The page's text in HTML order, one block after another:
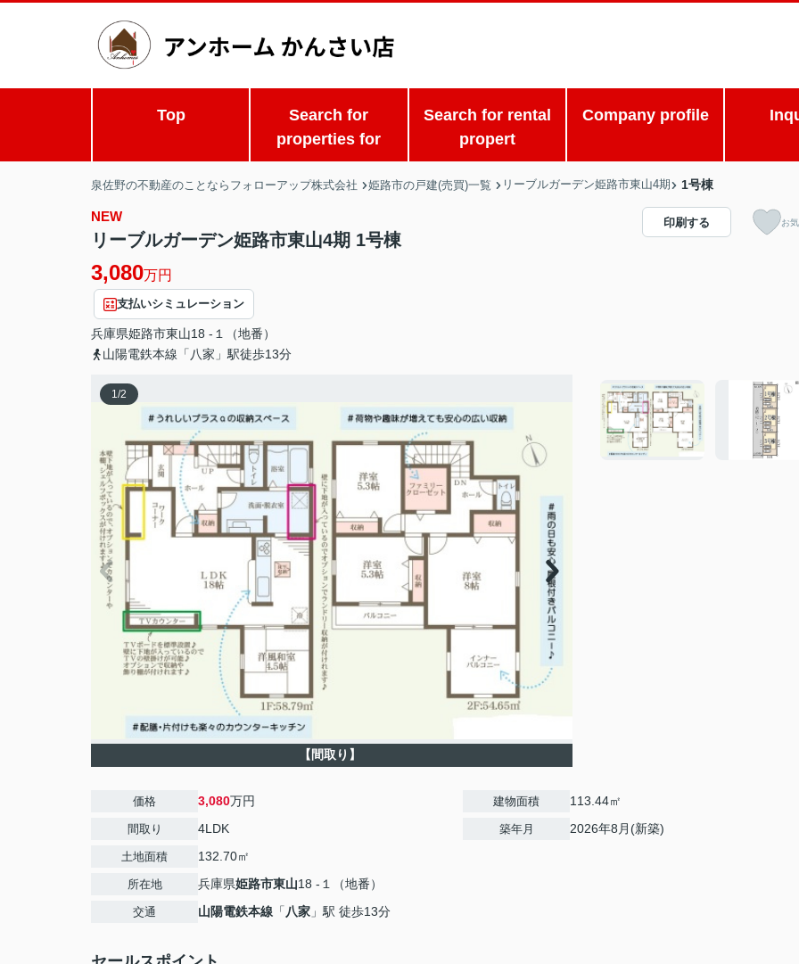
Top
Search for
properties for
Search for rental
propert
Company profile
泉佐野の不動産のことならフォローアップ株式会社 姫路市の戸建(売買)一覧 リーブルガーデン姫路市東山4期 1号棟
NEW
リーブルガーデン姫路市東山4期 1号棟
3,080万円
支払いシミュレーション
兵庫県姫路市東山18 -１（地番）
山陽電鉄本線「八家」駅徒歩13分
印刷する お
1/2
【間取り】
価格 3,080万円
間取り 4LDK
土地面積 132.70㎡
所在地 兵庫県姫路市東山18 -１（地番）
交通 山陽電鉄本線 「 八家 」駅 徒歩13分
建物面積 113.44㎡
築年月 2026年8月(新築)